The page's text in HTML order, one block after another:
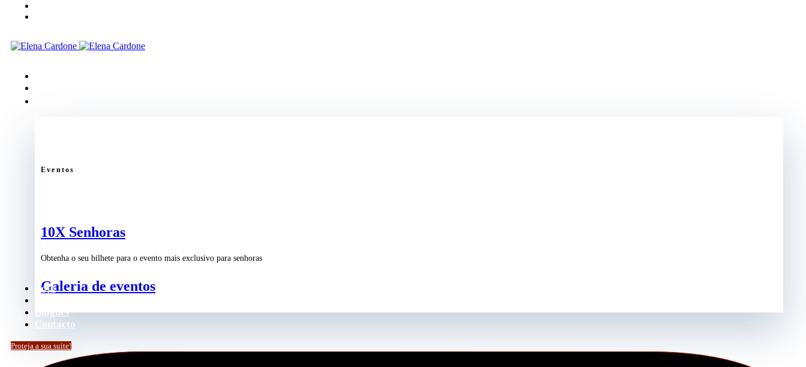
Eventos
10X Senhoras
Obtenha o seu bilhete para o evento mais exclusivo para senhoras
Galeria de eventos
Loja
Blogues
Contacto
Proteja a sua suite!